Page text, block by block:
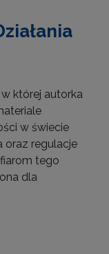
której autorka
w świecie
oraz regulacje
tego
dla